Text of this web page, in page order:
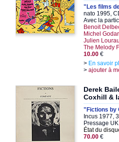
"Les films
nato 1995,
Avec la
Benoit
Michel
Julien
The Melody
10.00 €
> En savoir
> ajouter à
Derek
Coxhill &
"Fictions by
Incus 1977,
Pressage
État du
70.00 €